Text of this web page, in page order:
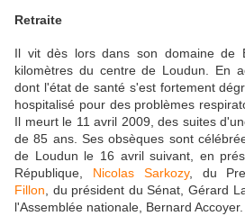
Retraite
Il vit dès lors dans son domaine de
kilomètres du centre de Loudun. En
dont l'état de santé s'est fortement
hospitalisé pour des problèmes
Il meurt le 11 avril 2009, des suites
de 85 ans. Ses obsèques sont
de Loudun le 16 avril suivant, en
République, Nicolas Sarkozy, du
Fillon, du président du Sénat, Gérard
l'Assemblée nationale, Bernard Accoyer.